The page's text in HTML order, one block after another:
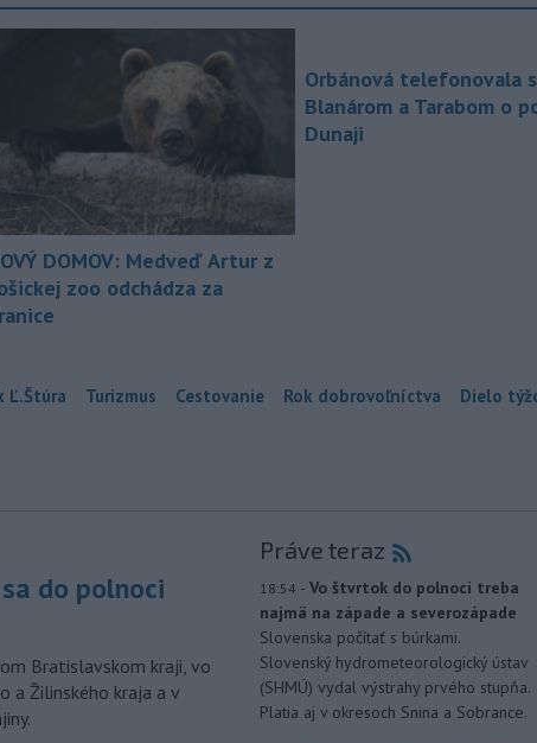
DOMOV: Medveď Artur z
zoo odchádza za
Orbánová telefonovala s
Blanárom a Tarabom o
Dunaji
Ľ.Štúra Turizmus Cestovanie Rok dobrovoľníctva Dielo
sa do polnoci
Bratislavskom kraji, vo
a Žilinského kraja a v
Práve teraz
18:54 - Vo štvrtok do polnoci treba
najmä na západe a severozápade
Slovenska počítať s búrkami.
Slovenský hydrometeorologický ústav
(SHMÚ) vydal výstrahy prvého stupňa.
Platia aj v okresoch Snina a Sobrance.